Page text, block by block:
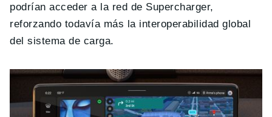
podrían acceder a la red de Supercharger,
reforzando todavía más la interoperabilidad global
del sistema de carga.